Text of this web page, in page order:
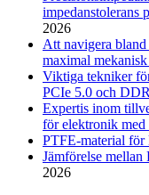
impedanstolerans
2026
Att navigera
maximal
Viktiga tekniker
PCIe 5.0 och
Expertis inom
för elektronik med
PTFE-material för
Jämförelse
2026